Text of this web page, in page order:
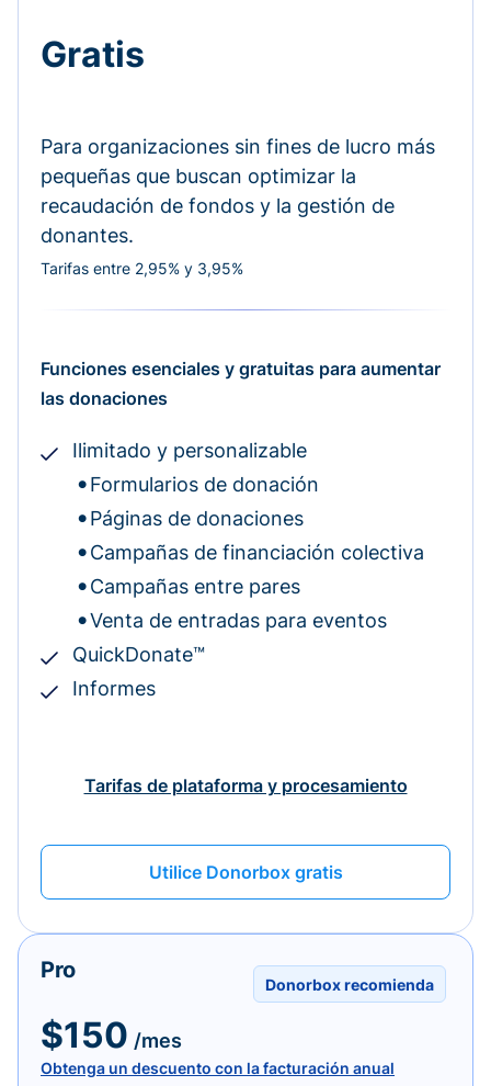
Gratis
Para organizaciones sin fines de lucro más
pequeñas que buscan optimizar la
recaudación de fondos y la gestión de
donantes.
Tarifas entre 2,95% y 3,95%
Funciones esenciales y gratuitas para aumentar
las donaciones
Ilimitado y personalizable
Formularios de donación
Páginas de donaciones
Campañas de financiación colectiva
Campañas entre pares
Venta de entradas para eventos
QuickDonate™
Informes
Tarifas de plataforma y procesamiento
Utilice Donorbox gratis
Donorbox recomienda
Pro
$150 /mes
Obtenga un descuento con la facturación anual